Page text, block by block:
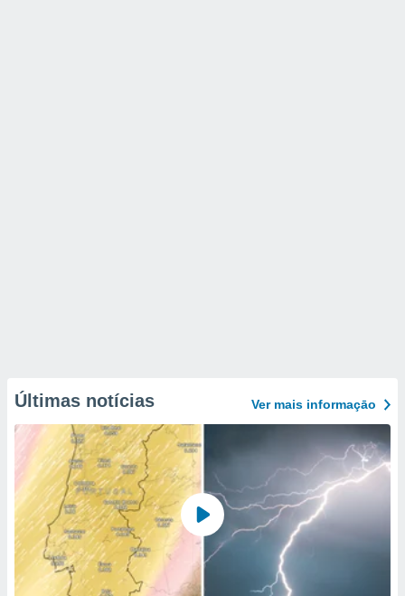
Últimas notícias Ver mais informaçāo